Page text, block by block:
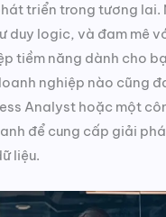
triển trong tương lai.
duy logic, và đam mê
tiềm năng dành cho
nghiệp nào cũng
Analyst hoặc một
để cung cấp giải
liệu.